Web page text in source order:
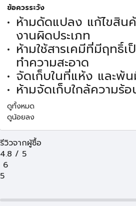
ข้อควรระวัง
ห้ามดัดแปลง แก้ไขสินค้
งานผิดประเภท
ห้ามใช้สารเคมีที่มีฤทธิ์
ทำความสะอาด
จัดเก็บในที่แห้ง และพ้
ห้ามจัดเก็บใกล้ความร้
ดูทั้งหมด
ดูน้อยลง
รีวิวจากผู้ซื้อ
4.8 / 5
6
5